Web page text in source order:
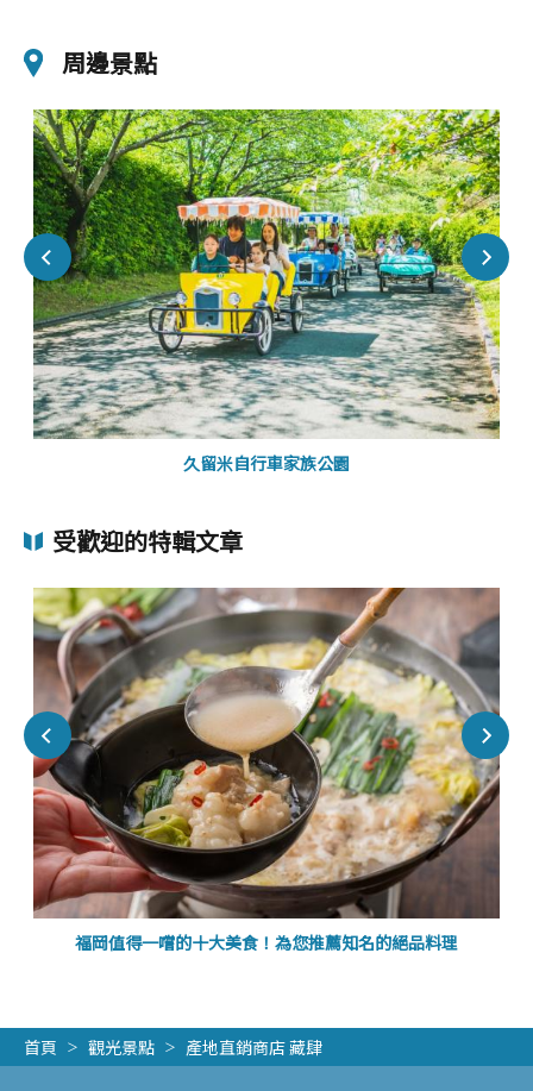
周邊景點
久留米自行車家族公園
受歡迎的特輯文章
福岡值得一嚐的十大美食！為您推薦知名的絕品料理
首頁 觀光景點 產地直銷商店 藏肆